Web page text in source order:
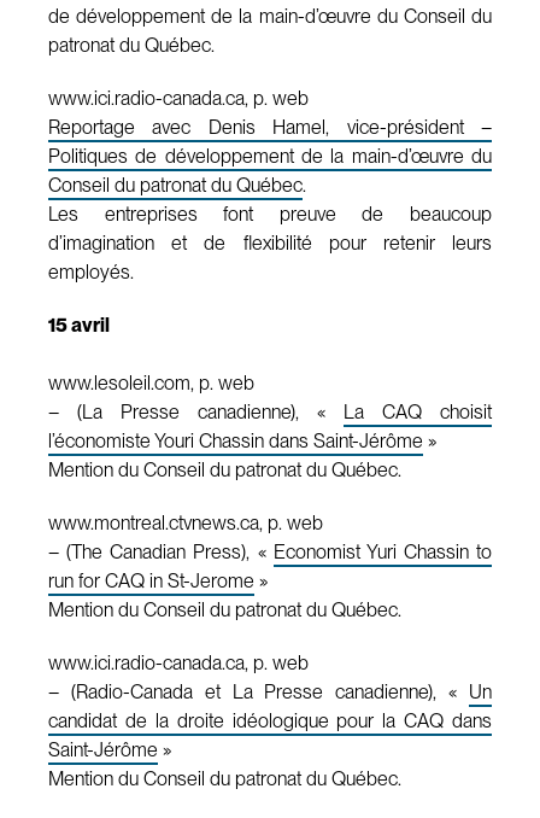
de développement de la main-d’œuvre du Conseil du
patronat du Québec.
www.ici.radio-canada.ca, p. web
Reportage avec Denis Hamel, vice-président –
Politiques de développement de la main-d’œuvre du
Conseil du patronat du Québec.
Les entreprises font preuve de beaucoup
d’imagination et de flexibilité pour retenir leurs
employés.
15 avril
www.lesoleil.com, p. web
– (La Presse canadienne), « La CAQ choisit
l’économiste Youri Chassin dans Saint-Jérôme »
Mention du Conseil du patronat du Québec.
www.montreal.ctvnews.ca, p. web
– (The Canadian Press), « Economist Yuri Chassin to
run for CAQ in St-Jerome »
Mention du Conseil du patronat du Québec.
www.ici.radio-canada.ca, p. web
– (Radio-Canada et La Presse canadienne), « Un
candidat de la droite idéologique pour la CAQ dans
Saint-Jérôme »
Mention du Conseil du patronat du Québec.